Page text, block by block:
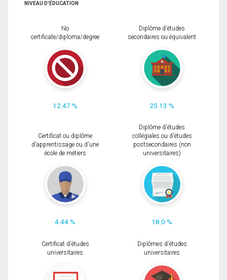
NIVEAU D'ÉDUCATION
No
certificate/diploma/degree
12.47 %
Diplôme d'études
secondaires ou équivalent
25.13 %
Certificat ou diplôme
d'apprentissage ou d'une
école de métiers
4.44 %
Diplôme d'études
collégiales ou d'études
postsecondaires (non
universitaires)
18.0 %
Certificat d'études
universitaires
Diplômes d'études
universitaires